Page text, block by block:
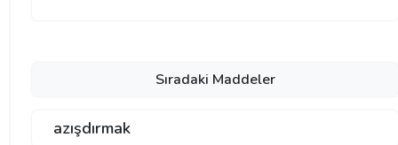
Sıradaki Maddeler
azışdırmak